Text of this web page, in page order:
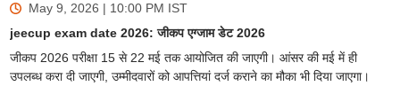
May 9, 2026 | 10:00 PM IST
jeecup exam date 2026: जीकप एग्जाम डेट 2026
जीकप 2026 परीक्षा 15 से 22 मई तक आयोजित की जाएगी। आंसर की मई में ही
उपलब्ध करा दी जाएगी, उम्मीदवारों को आपत्तियां दर्ज कराने का मौका भी दिया जाएगा।